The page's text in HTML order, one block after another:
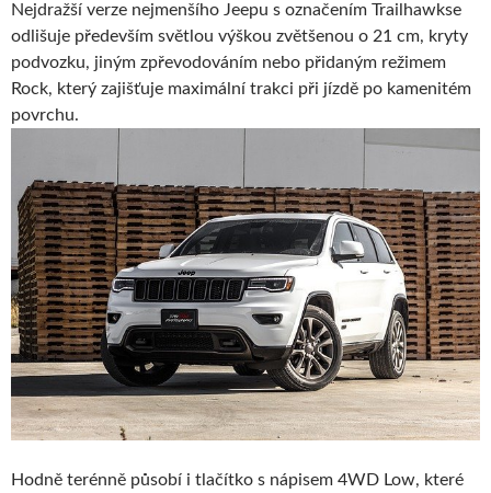
Nejdražší verze nejmenšího Jeepu s označením Trailhawkse
odlišuje především světlou výškou zvětšenou o 21 cm, kryty
podvozku, jiným zpřevodováním nebo přidaným režimem
Rock, který zajišťuje maximální trakci při jízdě po kamenitém
povrchu.
Hodně terénně působí i tlačítko s nápisem 4WD Low, které